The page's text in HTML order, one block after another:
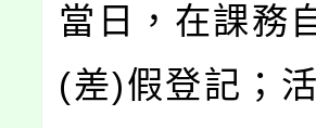
當日，在課務
(差)假登記；